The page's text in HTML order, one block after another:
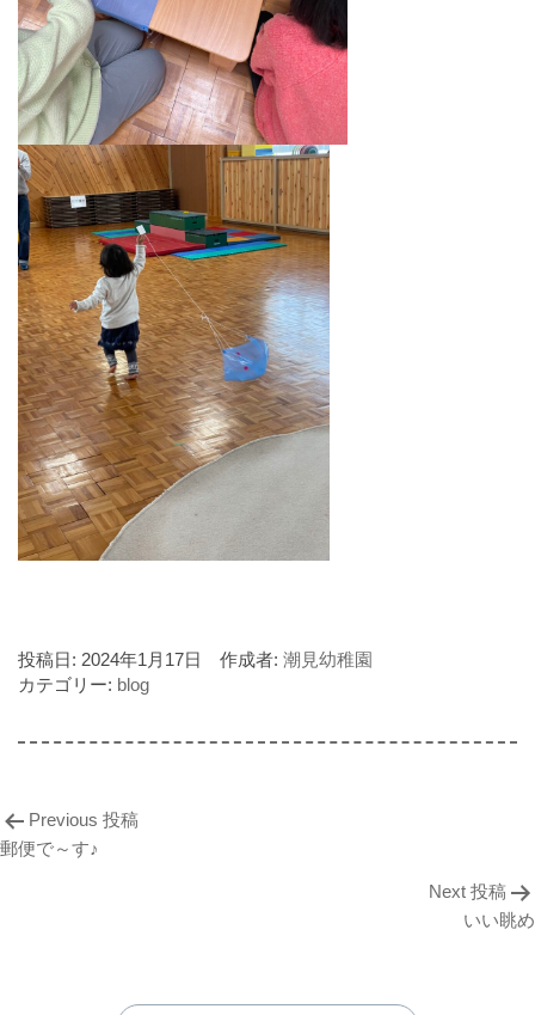
投稿日: 2024年1月17日 作成者: 潮見幼稚園
カテゴリー: blog
Previous 投稿
郵便で～す♪
Next 投稿
いい眺め